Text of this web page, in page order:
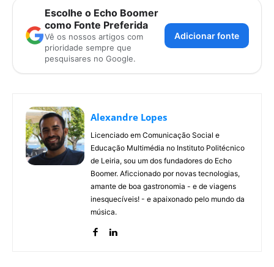
Escolhe o Echo Boomer
como Fonte Preferida
Vê os nossos artigos com
prioridade sempre que
pesquisares no Google.
Adicionar fonte
Alexandre Lopes
Licenciado em Comunicação Social e
Educação Multimédia no Instituto Politécnico
de Leiria, sou um dos fundadores do Echo
Boomer. Aficcionado por novas tecnologias,
amante de boa gastronomia - e de viagens
inesquecíveis! - e apaixonado pelo mundo da
música.